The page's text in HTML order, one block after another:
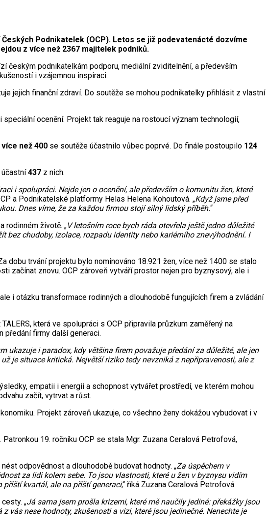
Podnikatelek (OCP). Letos se již podevatenácté dozvíme
z více než 2367 majitelek podniků.
českým podnikatelkám podporu, mediální zviditelnění, a především
i vzájemnou inspiraci.
jejich finanční zdraví. Do soutěže se mohou podnikatelky přihlásit z vlastní
ocenění. Projekt tak reaguje na rostoucí význam technologií,
více než 400 se soutěže účastnilo vůbec poprvé. Do finále postoupilo 124
437 z nich.
i spolupráci. Nejde jen o ocenění, ale především o komunitu žen, které
a Podnikatelské platformy Helas Helena Kohoutová. „Když jsme před
Dnes víme, že za každou firmou stojí silný lidský příběh.“
rodinném životě. „V letošním roce bych ráda otevřela ještě jedno důležité
chudoby, izolace, rozpadu identity nebo kariérního znevýhodnění. I
dobu trvání projektu bylo nominováno 18.921 žen, více než 1400 se stalo
začínat znovu. OCP zároveň vytváří prostor nejen pro byznysový, ale i
i otázku transformace rodinných a dlouhodobě fungujících firem a zvládání
která ve spolupráci s OCP připravila průzkum zaměřený na
předání firmy další generaci.
ukazuje i paradox, kdy většina firem považuje předání za důležité, ale jen
je situace kritická. Největší riziko tedy nevzniká z nepřipravenosti, ale z
empatii i energii a schopnost vytvářet prostředí, ve kterém mohou
začít, vytrvat a růst.
Projekt zároveň ukazuje, co všechno ženy dokážou vybudovat i v
19. ročníku OCP se stala Mgr. Zuzana Ceralová Petrofová,
odpovědnost a dlouhodobě budovat hodnoty. „Za úspěchem v
za lidi kolem sebe. To jsou vlastnosti, které u žen v byznysu vidím
kvartál, ale na příští generaci,“ říká Zuzana Ceralová Petrofová.
„Já sama jsem prošla krizemi, které mě naučily jediné: překážky jsou
vás nese hodnoty, zkušenosti a vizi, které jsou jedinečné. Nenechte je